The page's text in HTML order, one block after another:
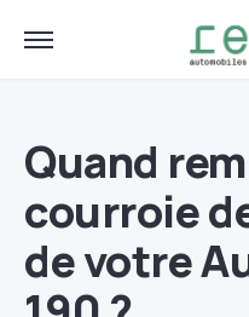
Quand
courroie
de votre